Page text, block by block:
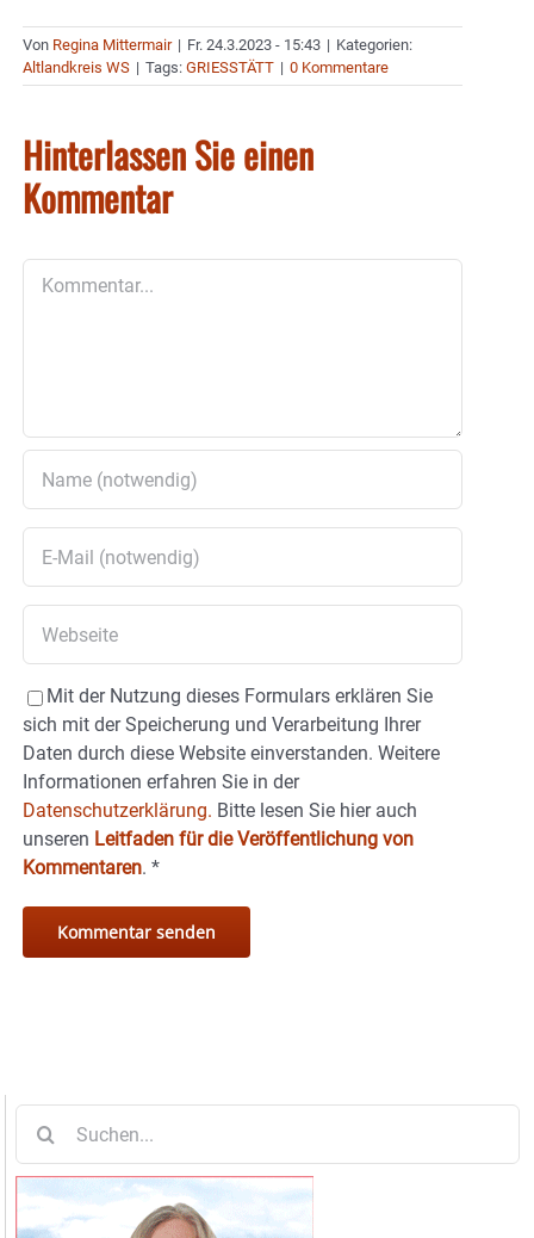
Von Regina Mittermair | Fr. 24.3.2023 - 15:43 | Kategorien:
Altlandkreis WS | Tags: GRIESSTÄTT | 0 Kommentare
Hinterlassen Sie einen
Kommentar
Mit der Nutzung dieses Formulars erklären Sie
sich mit der Speicherung und Verarbeitung Ihrer
Daten durch diese Website einverstanden. Weitere
Informationen erfahren Sie in der
Datenschutzerklärung. Bitte lesen Sie hier auch
unseren Leitfaden für die Veröffentlichung von
Kommentaren. *
nach: